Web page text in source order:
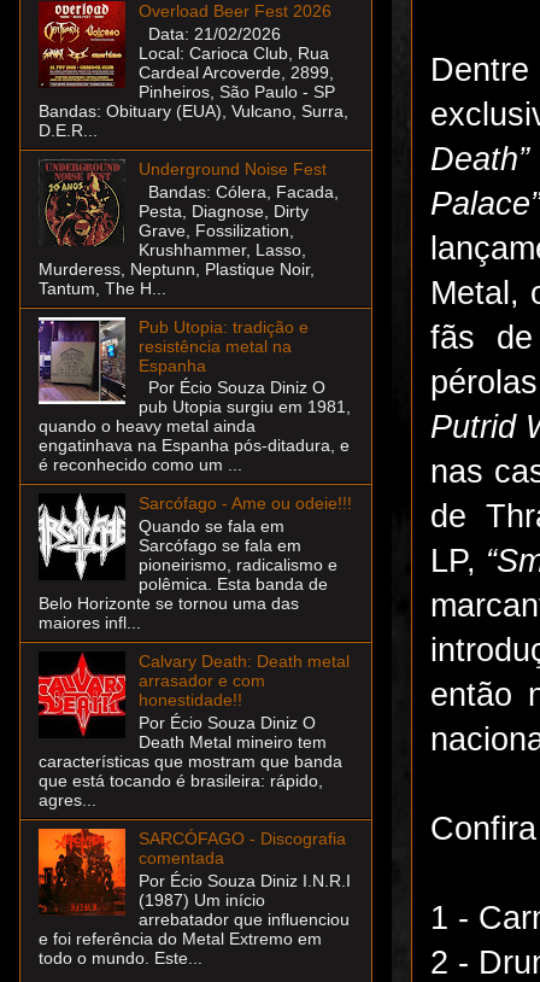
Metal,
fãs de
Putrid
nas
de
LP,
então
1 -
2 -
Overload Beer Fest 2026
Data: 21/02/2026
Local: Carioca Club, Rua
Cardeal Arcoverde, 2899,
Pinheiros, São Paulo - SP
Bandas: Obituary (EUA), Vulcano, Surra,
D.E.R...
Underground Noise Fest
Bandas: Cólera, Facada,
Pesta, Diagnose, Dirty
Grave, Fossilization,
Krushhammer, Lasso,
Murderess, Neptunn, Plastique Noir,
Tantum, The H...
Pub Utopia: tradição e
resistência metal na
Espanha
Por Écio Souza Diniz O
pub Utopia surgiu em 1981,
quando o heavy metal ainda
engatinhava na Espanha pós-ditadura, e
é reconhecido como um ...
Sarcófago - Ame ou odeie!!!
Quando se fala em
Sarcófago se fala em
pioneirismo, radicalismo e
polêmica. Esta banda de
Belo Horizonte se tornou uma das
maiores infl...
Calvary Death: Death metal
arrasador e com
honestidade!!
Por Écio Souza Diniz O
Death Metal mineiro tem
características que mostram que banda
que está tocando é brasileira: rápido,
agres...
SARCÓFAGO - Discografia
comentada
Por Écio Souza Diniz I.N.R.I
(1987) Um início
arrebatador que influenciou
e foi referência do Metal Extremo em
todo o mundo. Este...